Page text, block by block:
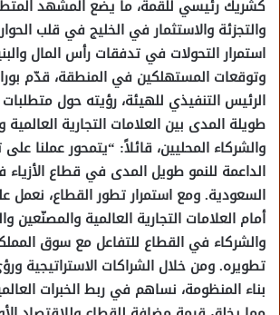
كشريك رئيسي للقمة، ما يضع المشهد
والتجزئة والاستثمار في الخليج في قلب
استمرار التحولات في تدفقات رأس المال
وتوقعات المستهلكين في المنطقة، قدّم
الرئيس التنفيذي للهيئة، رؤيته حول
طويلة المدى بين العلامات التجارية العالمية
والشركاء المحليين، قائلاً: “يتمحور عملنا
الداعمة للنمو طويل المدى في قطاع الأزياء
السعودية. ومع استمرار تطور القطاع،
أمام العلامات التجارية العالمية والمصنّعين
والشركاء في القطاع للتفاعل مع سوق
تطويره. ومن خلال الشراكات الاستراتيجية
بناء المنظومة، نساهم في ربط الخبرات